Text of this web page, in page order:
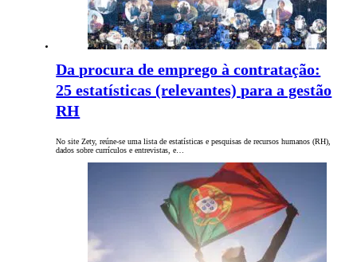
Da procura de emprego à contratação:
25 estatísticas (relevantes) para a gestão
RH
No site Zety, reúne-se uma lista de estatísticas e pesquisas de recursos humanos (RH),
dados sobre currículos e entrevistas, e…